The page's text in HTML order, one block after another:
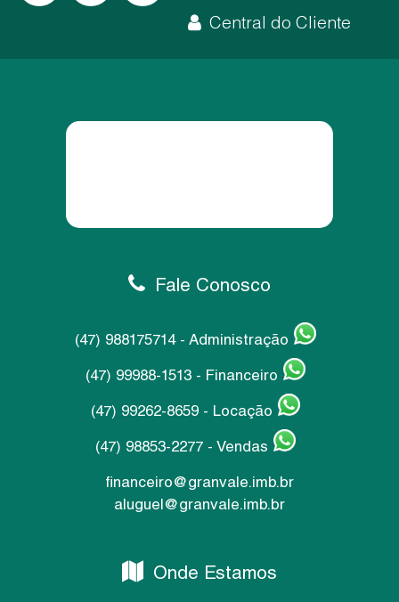
Central do Cliente
Fale Conosco
(47) 988175714 - Administração
(47) 99988-1513 - Financeiro
(47) 99262-8659 - Locação
(47) 98853-2277 - Vendas
financeiro@granvale.imb.br
aluguel@granvale.imb.br
Onde Estamos